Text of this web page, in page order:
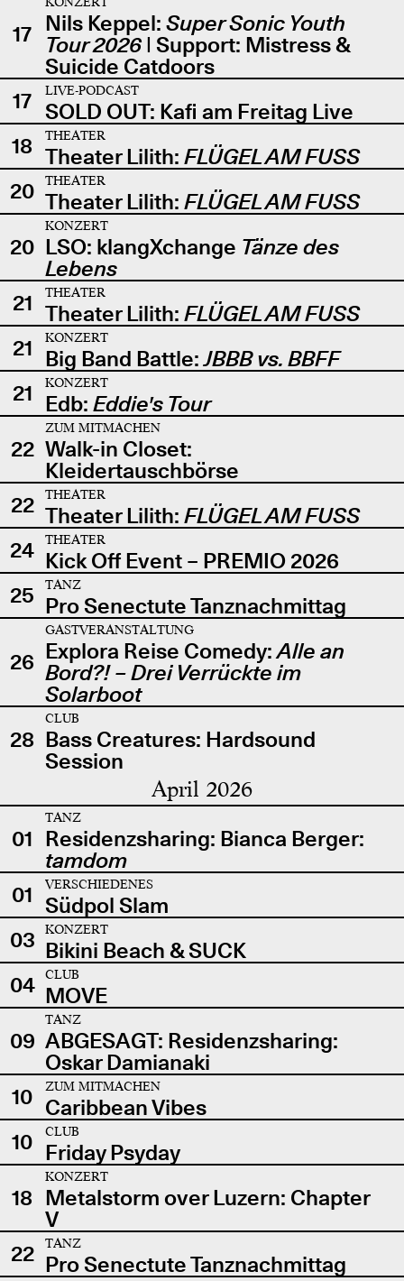
17 Nils Keppel: Super Sonic Youth
Tour 2026| Support: Mistress &
Suicide Catdoors
17
LIVE-PODCAST
SOLD OUT: Kafi am Freitag Live
18
THEATER
Theater Lilith: FLÜGEL AM FUSS
20
THEATER
Theater Lilith: FLÜGEL AM FUSS
20
KONZERT
LSO: klangXchange Tänze des
Lebens
21
THEATER
Theater Lilith: FLÜGEL AM FUSS
21
KONZERT
Big Band Battle:JBBB vs. BBFF
21
KONZERT
Edb: Eddie's Tour
22
ZUM MITMACHEN
Walk-in Closet:
Kleidertauschbörse
22
THEATER
Theater Lilith: FLÜGEL AM FUSS
24
THEATER
Kick Off Event – PREMIO 2026
25
TANZ
Pro Senectute Tanznachmittag
26
GASTVERANSTALTUNG
Explora Reise Comedy:Alle an
Bord?! – Drei Verrückte im
Solarboot
28
CLUB
Bass Creatures: Hardsound
Session
April 2026
01
TANZ
Residenzsharing: Bianca Berger:
tamdom
01
VERSCHIEDENES
Südpol Slam
03
KONZERT
Bikini Beach & SUCK
04
CLUB
MOVE
09
TANZ
ABGESAGT: Residenzsharing:
Oskar Damianaki
10
ZUM MITMACHEN
Caribbean Vibes
10
CLUB
Friday Psyday
18
KONZERT
Metalstorm over Luzern: Chapter
V
22
TANZ
Pro Senectute Tanznachmittag